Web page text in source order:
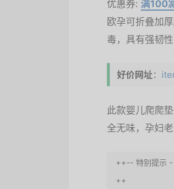
优惠券: 满100
欧孕可折叠加
毒，具有强韧
好价网址：
此款婴儿爬爬
全无味，孕妇
++-- 特别提示 -
++